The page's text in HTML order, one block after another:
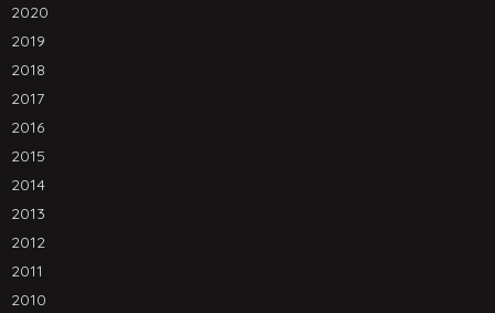
2020
2019
2018
2017
2016
2015
2014
2013
2012
2011
2010